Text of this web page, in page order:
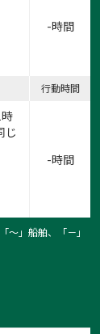
-時間
行動時間
じ
-時間
」船舶、「－」